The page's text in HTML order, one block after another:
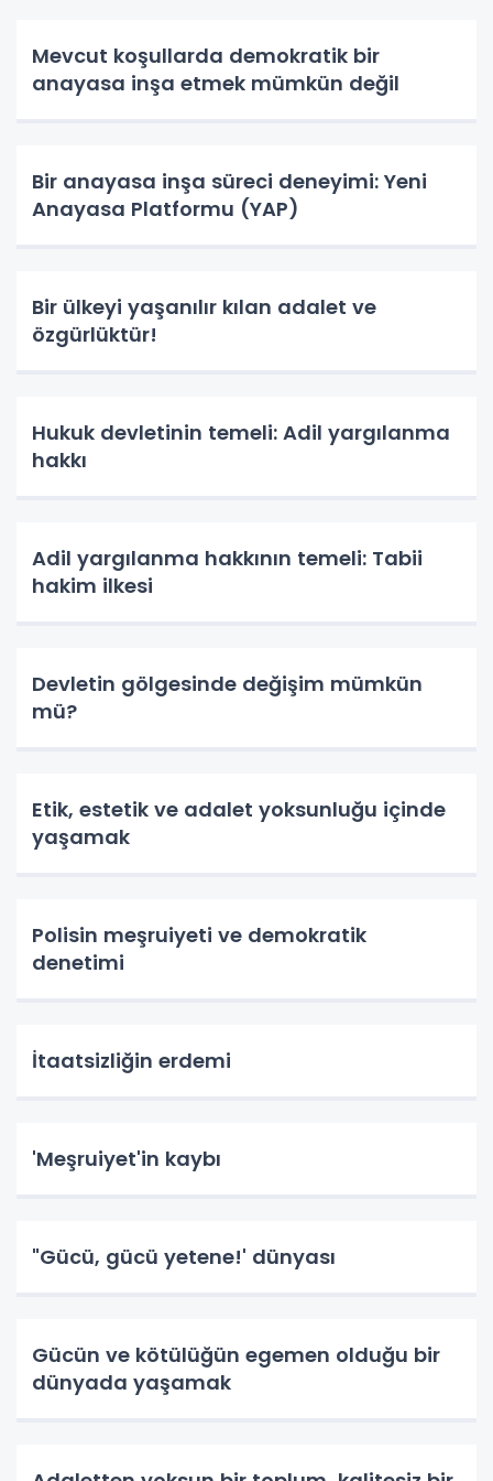
Mevcut koşullarda demokratik bir
anayasa inşa etmek mümkün değil
Bir anayasa inşa süreci deneyimi: Yeni
Anayasa Platformu (YAP)
Bir ülkeyi yaşanılır kılan adalet ve
özgürlüktür!
Hukuk devletinin temeli: Adil yargılanma
hakkı
Adil yargılanma hakkının temeli: Tabii
hakim ilkesi
Devletin gölgesinde değişim mümkün
mü?
Etik, estetik ve adalet yoksunluğu içinde
yaşamak
Polisin meşruiyeti ve demokratik
denetimi
İtaatsizliğin erdemi
'Meşruiyet'in kaybı
"Gücü, gücü yetene!' dünyası
Gücün ve kötülüğün egemen olduğu bir
dünyada yaşamak